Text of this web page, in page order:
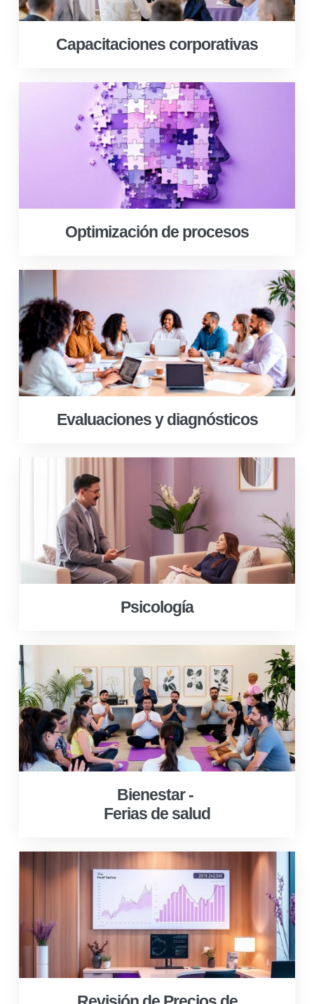
Capacitaciones corporativas
Optimización de procesos
Evaluaciones y diagnósticos
Psicología
Bienestar -
Ferias de salud